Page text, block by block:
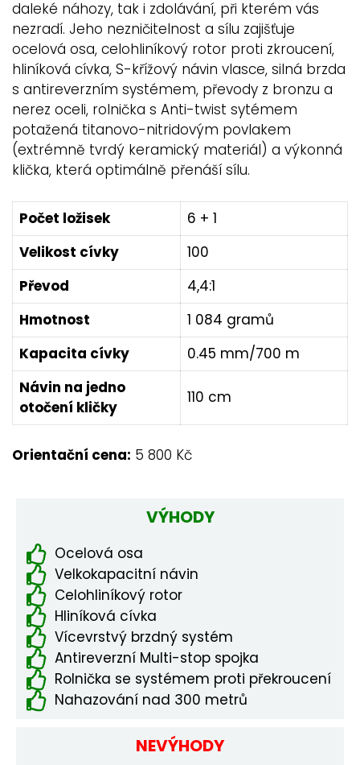
daleké náhozy, tak i zdolávání, při kterém vás
nezradí. Jeho nezničitelnost a sílu zajišťuje
ocelová osa, celohliníkový rotor proti zkroucení,
hliníková cívka, S-křížový návin vlasce, silná brzda
s antireverzním systémem, převody z bronzu a
nerez oceli, rolnička s Anti-twist sytémem
potažená titanovo-nitridovým povlakem
(extrémně tvrdý keramický materiál) a výkonná
klička, která optimálně přenáší sílu.
Počet ložisek
6 + 1
Velikost cívky
100
Převod
4,4:1
Hmotnost
1 084 gramů
Kapacita cívky
0.45 mm/700 m
Návin na jedno
otočení kličky
110 cm
Orientační cena: 5 800 Kč
VÝHODY
Ocelová osa
Velkokapacitní návin
Celohliníkový rotor
Hliníková cívka
Vícevrstvý brzdný systém
Antireverzní Multi-stop spojka
Rolnička se systémem proti překroucení
Nahazování nad 300 metrů
NEVÝHODY